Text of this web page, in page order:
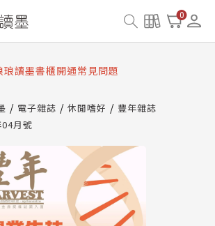
0
Readmoo 讀墨系統維護中，本站同步暫
服務
琅讀墨數位閱讀資產合併與書櫃開通申請
琅讀墨書櫃開通常見問題
書店服務升級重要說明及資產合併結果
Readmoo 讀墨系統維護中，本站同步暫
服務
電子雜誌 休閒嗜好
豐年雜誌
月號